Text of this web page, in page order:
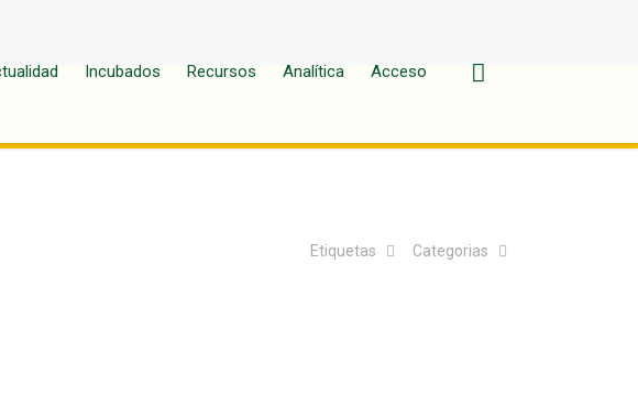
Incubados Recursos Analítica Acceso
Categorias
Etiquetas